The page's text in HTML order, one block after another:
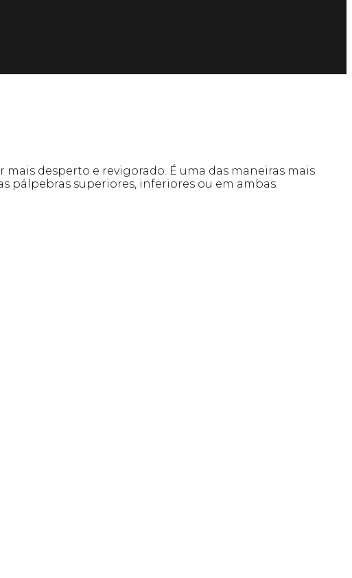
desperto e revigorado. É uma das maneiras mais
pálpebras superiores, inferiores ou em ambas.